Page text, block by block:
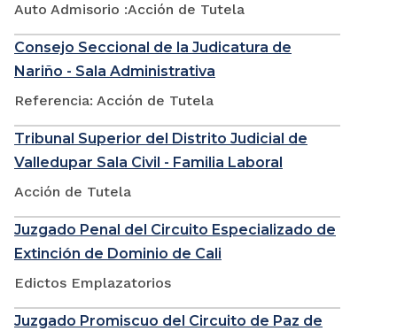
Auto Admisorio :Acción de Tutela
Consejo Seccional de la Judicatura de
Nariño - Sala Administrativa
Referencia: Acción de Tutela
Tribunal Superior del Distrito Judicial de
Valledupar Sala Civil - Familia Laboral
Acción de Tutela
Juzgado Penal del Circuito Especializado de
Extinción de Dominio de Cali
Edictos Emplazatorios
Juzgado Promiscuo del Circuito de Paz de